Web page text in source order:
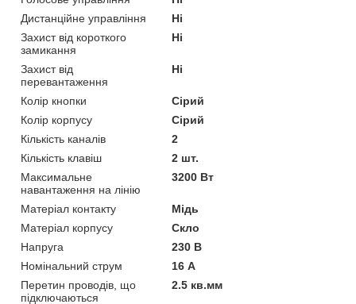
Дистанційне управління
Ні
Захист від короткого
замикання
Ні
Захист від
перевантаження
Ні
Колір кнопки
Сірий
Колір корпусу
Сірий
Кількість каналів
2
Кількість клавіш
2 шт.
Максимальне
навантаження на лінію
3200 Вт
Матеріал контакту
Мідь
Матеріал корпусу
Скло
Напруга
230 В
Номінальний струм
16 А
Перетин проводів, що
підключаються
2.5 кв.мм